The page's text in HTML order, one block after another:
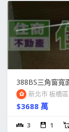
388BS三角窗寬
新北市 板橋
$3688 萬
3 1